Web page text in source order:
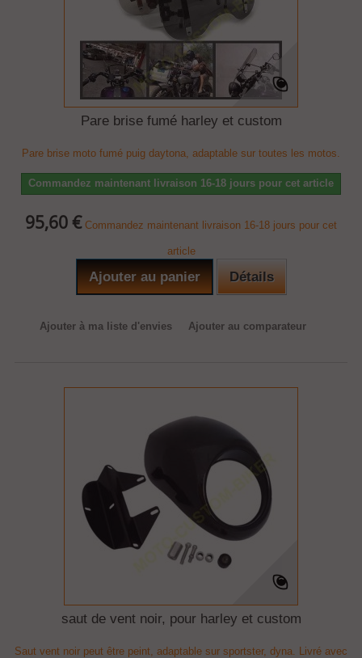
Pare brise fumé harley et custom
Pare brise moto fumé puig daytona, adaptable sur toutes les motos.
Commandez maintenant livraison 16-18 jours pour cet article
95,60 € Commandez maintenant livraison 16-18 jours pour cet
article
Ajouter au panier Détails
Ajouter à ma liste d'envies Ajouter au comparateur
saut de vent noir, pour harley et custom
Saut vent noir peut être peint, adaptable sur sportster, dyna. Livré avec